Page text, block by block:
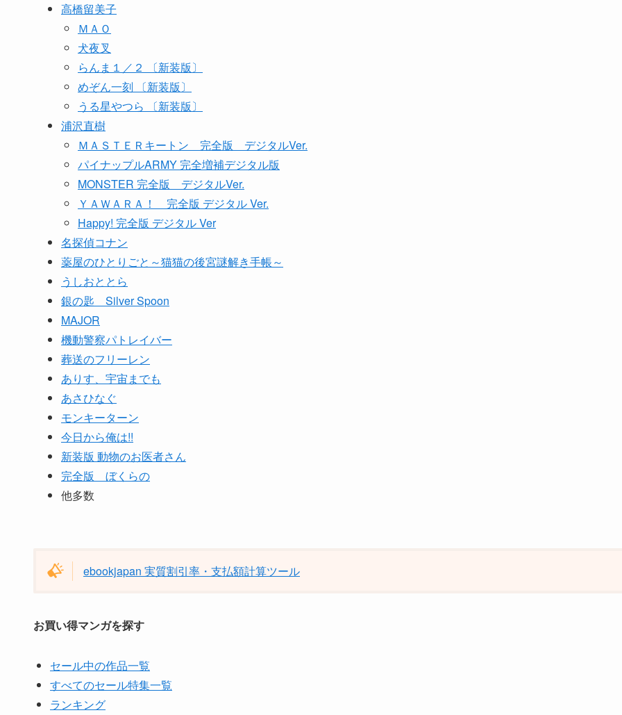
高橋留美子
ＭＡＯ
犬夜叉
らんま１／２ 〔新装版〕
めぞん一刻 〔新装版〕
うる星やつら 〔新装版〕
浦沢直樹
ＭＡＳＴＥＲキートン 完全版 デジタルVer.
パイナップルARMY 完全増補デジタル版
MONSTER 完全版 デジタルVer.
ＹＡＷＡＲＡ！ 完全版 デジタル Ver.
Happy! 完全版 デジタル Ver
名探偵コナン
薬屋のひとりごと～猫猫の後宮謎解き手帳～
うしおととら
銀の匙 Silver Spoon
MAJOR
機動警察パトレイバー
葬送のフリーレン
ありす、宇宙までも
あさひなぐ
モンキーターン
今日から俺は!!
新装版 動物のお医者さん
完全版 ぼくらの
他多数
ebookjapan 実質割引率・支払額計算ツール
お買い得マンガを探す
セール中の作品一覧
すべてのセール特集一覧
ランキング